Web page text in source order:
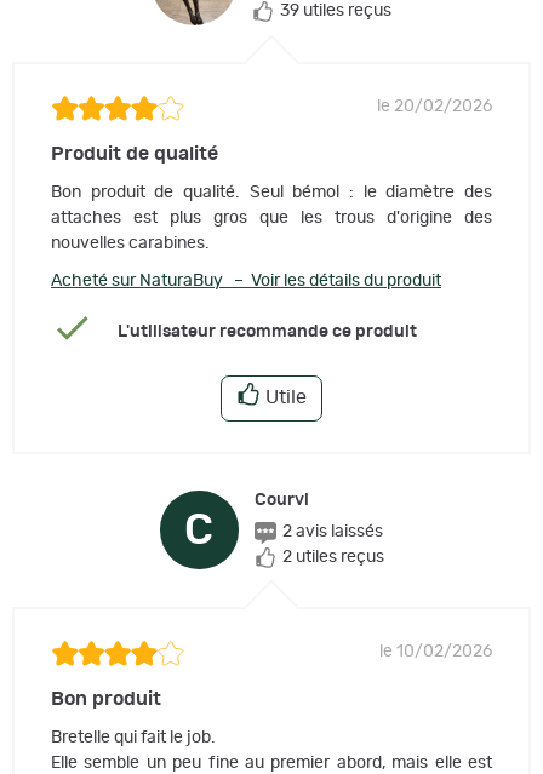
39 utiles reçus
le 20/02/2026
Produit de qualité
Bon produit de qualité. Seul bémol : le diamètre des
attaches est plus gros que les trous d'origine des
nouvelles carabines.
Acheté sur NaturaBuy – Voir les détails du produit
L'utilisateur recommande ce produit
Utile
C
Courvi
2 avis laissés
2 utiles reçus
le 10/02/2026
Bon produit
Bretelle qui fait le job.
Elle semble un peu fine au premier abord, mais elle est